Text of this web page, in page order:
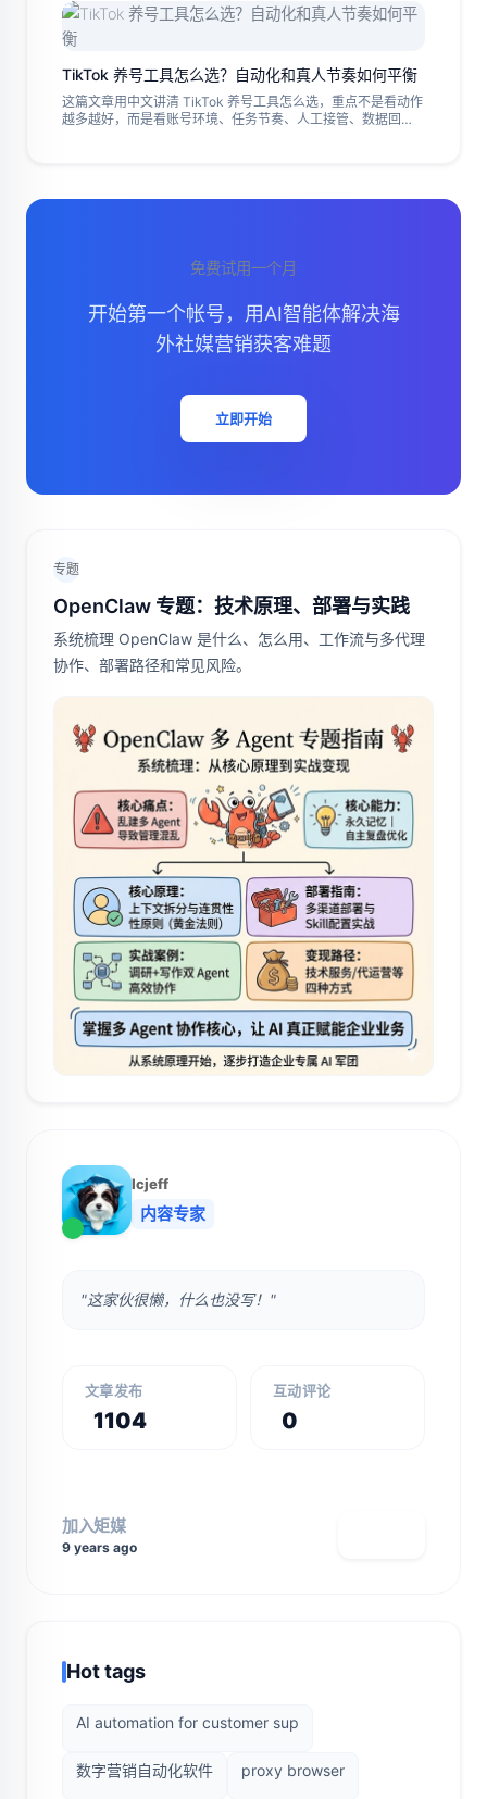
TikTok 养号工具怎么选？自动化和真人节奏如何平衡
这篇文章用中文讲清 TikTok 养号工具怎么选，重点不是看动作
越多越好，而是看账号环境、任务节奏、人工接管、数据回
免费试用一个月
开始第一个帐号，用AI智能体解决海
外社媒营销获客难题
立即开始
专题
OpenClaw 专题：技术原理、部署与实践
系统梳理 OpenClaw 是什么、怎么用、工作流与多代理
协作、部署路径和常见风险。
lcjeff
内容专家
"这家伙很懒，什么也没写！"
文章发布
1104
互动评论
0
加入矩媒
9 years ago
Hot tags
AI automation for customer sup
数字营销自动化软件 proxy browser